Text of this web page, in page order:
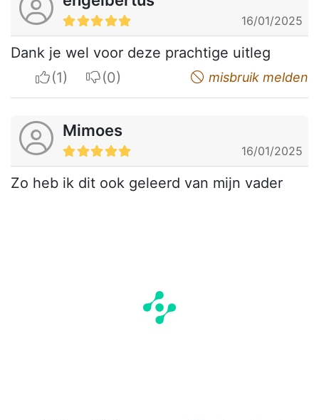
16/01/2025
Dank je wel voor deze prachtige uitleg
I apreciateI do not appreciatemisbruik melden
Mimoes
16/01/2025
Zo heb ik dit ook geleerd van mijn vader